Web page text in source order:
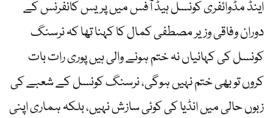
اینڈ مڈوائفری کونسل ہیڈ آفس میں پریس کانفرنس کے
دوران وفاقی وزیر مصطفی کمال کا کہنا تھا کہ نرسنگ
کونسل کی کہانیاں نہ ختم ہونے والی ہیں پوری رات بات
کروں تو بھی ختم نہیں ہوگی، نرسنگ کونسل کے شعبے کی
زبوں حالی میں انڈیا کی کوئی سازش نہیں، بلکہ ہماری اپنی